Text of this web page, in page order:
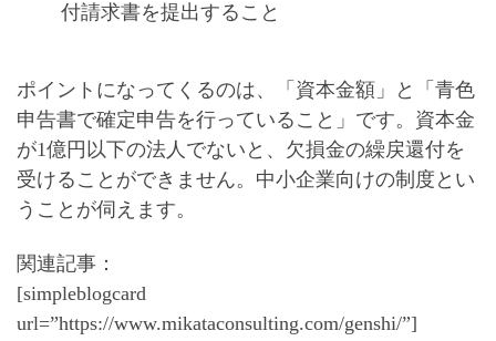
付請求書を提出すること
ポイントになってくるのは、
「資本金額」と「青色
申告書で確定申告を行っていること」 です。資本金
が1億円以下の法人でないと、欠損金の繰戻還付を
受けることができません。 中小企業向けの制度 とい
うことが伺えます。
関連記事：
[simpleblogcard
url=”https://www.mikataconsulting.com/genshi/”]